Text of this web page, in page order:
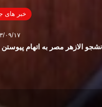
خبر های
۹۳/۰۹/